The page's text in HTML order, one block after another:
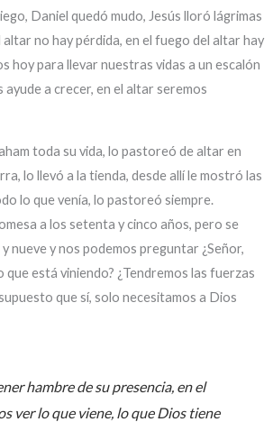
Daniel quedó mudo, Jesús lloró lágrimas
no hay pérdida, en el fuego del altar hay
hoy para llevar nuestras vidas a un escalón
ayude a crecer, en el altar seremos
toda su vida, lo pastoreó de altar en
lo llevó a la tienda, desde allí le mostró las
lo que venía, lo pastoreó siempre.
a los setenta y cinco años, pero se
nueve y nos podemos preguntar ¿Señor,
está viniendo? ¿Tendremos las fuerzas
que sí, solo necesitamos a Dios
hambre de su presencia, en el
ver lo que viene, lo que Dios tiene